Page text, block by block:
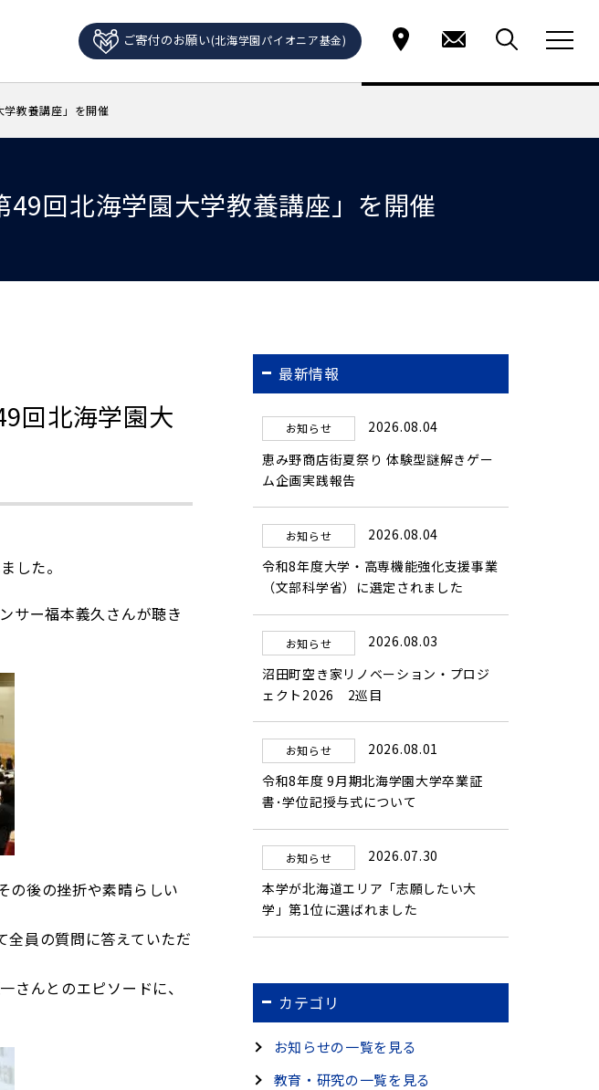
ご寄付のお願い(北海学園パイオニア基金)
教養講座」を開催
回北海学園大学教養講座」を開催
回北海学園大
した。
サー福本義久さんが聴き
の後の挫折や素晴らしい
員の質問に答えていただ
さんとのエピソードに、
最新情報
お知らせ
2026.08.04
恵み野商店街夏祭り 体験型謎解きゲー
ム企画実践報告
お知らせ
2026.08.04
令和8年度大学・高専機能強化支援事業
（文部科学省）に選定されました
お知らせ
2026.08.03
沼田町空き家リノベーション・プロジ
ェクト2026 2巡目
お知らせ
2026.08.01
令和8年度 9月期北海学園大学卒業証
書･学位記授与式について
お知らせ
2026.07.30
本学が北海道エリア「志願したい大
学」第1位に選ばれました
カテゴリ
お知らせの一覧を見る
教育・研究の一覧を見る